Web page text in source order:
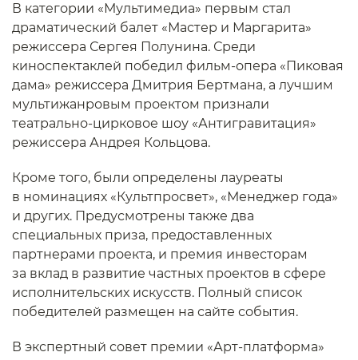
В категории «Мультимедиа» первым стал
драматический балет «Мастер и Маргарита»
режиссера Сергея Полунина. Среди
киноспектаклей победил фильм-опера «Пиковая
дама» режиссера Дмитрия Бертмана, а лучшим
мультижанровым проектом признали
театрально-цирковое шоу «Антигравитация»
режиссера Андрея Кольцова.
Кроме того, были определены лауреаты
в номинациях «Культпросвет», «Менеджер года»
и других. Предусмотрены также два
специальных приза, предоставленных
партнерами проекта, и премия инвесторам
за вклад в развитие частных проектов в сфере
исполнительских искусств. Полный список
победителей размещен на сайте события.
В экспертный совет премии «Арт-платформа»